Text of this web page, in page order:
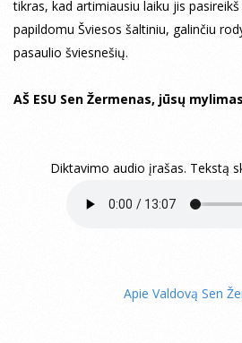
tikras, kad artimiausiu laiku jis
papildomu Šviesos šaltiniu, galinčiu
pasaulio šviesnešių.
AŠ ESU Sen Žermenas, jūsų
Diktavimo audio įrašas. Tekstą
Apie Valdovą Sen